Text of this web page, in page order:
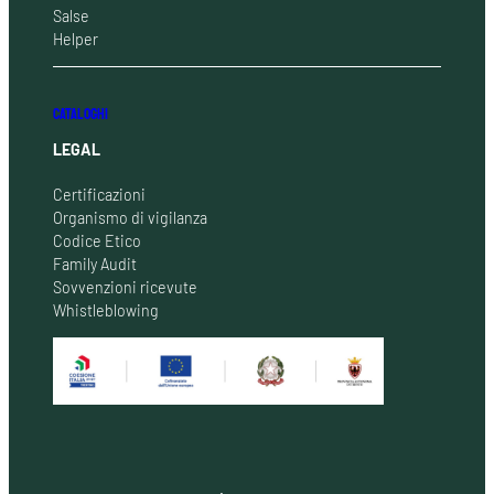
Salse
Helper
CATALOGHI
LEGAL
Certificazioni
Organismo di vigilanza
Codice Etico
Family Audit
Sovvenzioni ricevute
Whistleblowing